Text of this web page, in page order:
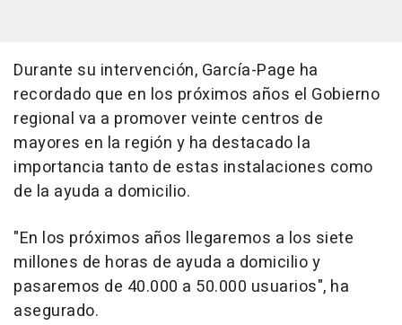
Durante su intervención, García-Page ha
recordado que en los próximos años el Gobierno
regional va a promover veinte centros de
mayores en la región y ha destacado la
importancia tanto de estas instalaciones como
de la ayuda a domicilio.
"En los próximos años llegaremos a los siete
millones de horas de ayuda a domicilio y
pasaremos de 40.000 a 50.000 usuarios", ha
asegurado.